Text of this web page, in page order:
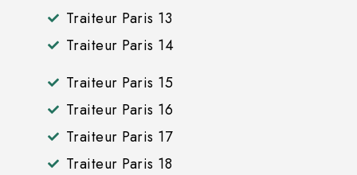
Traiteur Paris 13
Traiteur Paris 14
Traiteur Paris 15
Traiteur Paris 16
Traiteur Paris 17
Traiteur Paris 18